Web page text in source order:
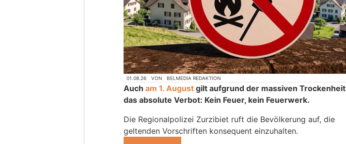
01.08.26 VON BELMEDIA REDAKTION
Auch am 1. August gilt aufgrund der massiven Trockenheit
das absolute Verbot: Kein Feuer, kein Feuerwerk.
Die Regionalpolizei Zurzibiet ruft die Bevölkerung auf, die
geltenden Vorschriften konsequent einzuhalten.